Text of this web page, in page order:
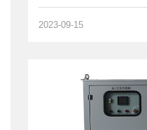
2023-09-15